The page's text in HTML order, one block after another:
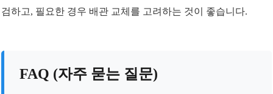
검하고, 필요한 경우 배관 교체를 고려하는 것이 좋습니다.
FAQ (자주 묻는 질문)